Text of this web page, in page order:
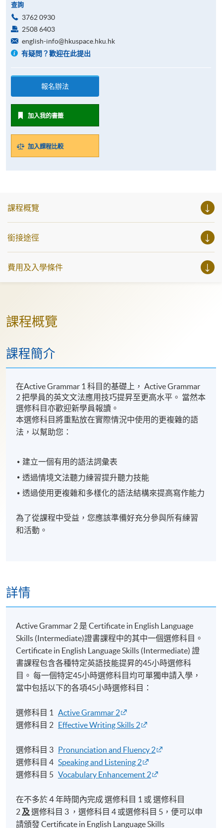
查詢
3762 0930
2508 6403
english-info@hkuspace.hku.hk
有疑問？歡迎在此提出
報名辦法
加入我的書籤
加入課程比較
課程概覽
銜接途徑
費用及入學條件
課程概覽
課程簡介
在Active Grammar 1 科目的基礎上， Active Grammar
2 把學員的英文文法應用技巧提昇至更高水平。 當然本
選修科目亦歡迎新學員報讀。
本選修科目將重點放在實際情況中使用的更複雜的語
法，以幫助您：
建立一個有用的語法詞彙表
透過情境文法聽力練習提升聽力技能
透過使用更複雜和多樣化的語法結構來提高寫作能力
為了從課程中受益，您應該準備好充分參與所有練習
和活動。
詳情
Active Grammar 2 是 Certificate in English Language
Skills (Intermediate)證書課程中的其中一個選修科目。
Certificate in English Language Skills (Intermediate) 證
書課程包含各種特定英語技能提昇的45小時選修科
目。 每一個特定45小時選修科目均可單獨申請入學，
當中包括以下的各項45小時選修科目：
選修科目 1Active Grammar 2
選修科目 2
Effective Writing Skills 2
選修科目 3
Pronunciation and Fluency 2
選修科目 4Speaking and Listening 2
選修科目 5Vocabulary Enhancement 2
在不多於４年時間內完成 選修科目 1 或 選修科目
2 及 選修科目 3 ，選修科目 4 或選修科目 5，便可以申
請頒發 Certificate in English Language Skills